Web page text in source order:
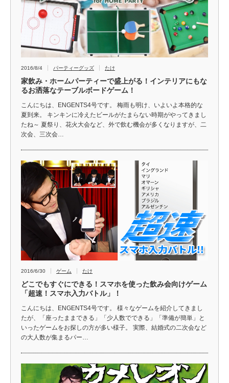
2016/8/4 パーティーグッズ たけ
家飲み・ホームパーティーで盛上がる！インテリアにもな
るお洒落なテーブルボードゲーム！
こんにちは、ENGENTS4号です。 梅雨も明け、いよいよ本格的な
夏到来。 キンキンに冷えたビールがたまらない時期がやってきまし
たね～ 夏祭り、花火大会など、外で飲む機会が多くなりますが、二
次会、三次会…
2016/6/30 ゲーム たけ
どこでもすぐにできる！スマホを使った飲み会向けゲーム
「超速！スマホ入力バトル」！
こんにちは、ENGENTS4号です。 様々なゲームを紹介してきまし
たが、「座ったままできる」「少人数でできる」「準備が簡単」と
いったゲームをお探しの方が多い様子。 実際、結婚式の二次会など
の大人数が集まるパー…